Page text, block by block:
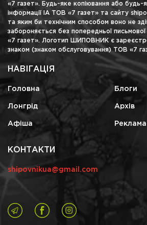
«7 газет». Будь-яке копіювання або
інформації ІА ТОВ «7 газет» та сайту
та яким би технічним способом воно не
забороняється без попередньої
«7 газет». Логотип ШИПОВНИК є
знаком (знаком обслуговування) ТОВ «7
НАВІГАЦІЯ
Головна Блоги
Лонгрід Архів
Афіша Реклама
КОНТАКТИ
shipovnikua@gmail.com